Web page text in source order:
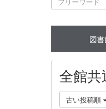
図
全館
古い投稿順